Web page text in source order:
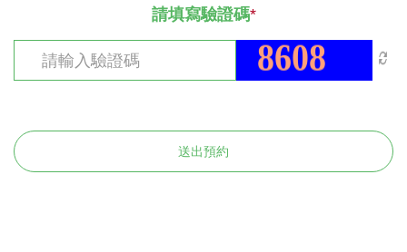
請填寫驗證碼*
送出預約